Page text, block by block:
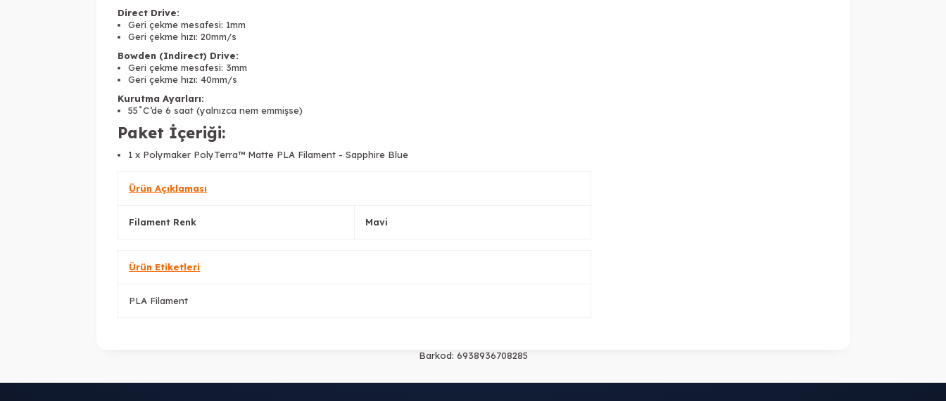
Direct Drive:
Geri çekme mesafesi: 1mm
Geri çekme hızı: 20mm/s
Bowden (Indirect) Drive:
Geri çekme mesafesi: 3mm
Geri çekme hızı: 40mm/s
Kurutma Ayarları:
55˚C’de 6 saat (yalnızca nem emmişse)
Paket İçeriği:
1 x Polymaker PolyTerra™ Matte PLA Filament - Sapphire Blue
Ürün Açıklaması
Filament Renk Mavi
Ürün Etiketleri
PLA Filament
Barkod: 6938936708285